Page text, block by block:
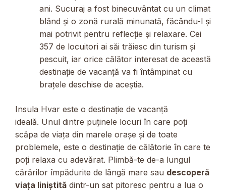
ani. Sucuraj a fost binecuvântat cu un climat
blând și o zonă rurală minunată, făcându-l și
mai potrivit pentru reflecție și relaxare. Cei
357 de locuitori ai săi trăiesc din turism și
pescuit, iar orice călător interesat de această
destinație de vacanță va fi întâmpinat cu
brațele deschise de aceștia.
Insula Hvar este o destinație de vacanță
ideală. Unul dintre puținele locuri în care poți
scăpa de viața din marele orașe și de toate
problemele, este o destinație de călătorie în care te
poți relaxa cu adevărat. Plimbă-te de-a lungul
cărărilor împădurite de lângă mare sau descoperă
viața liniștită dintr-un sat pitoresc pentru a lua o